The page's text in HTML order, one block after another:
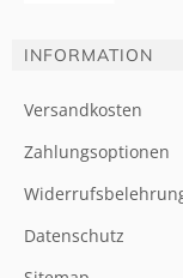
INFORMATION
Versandkosten
Zahlungsoptionen
Datenschutz